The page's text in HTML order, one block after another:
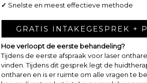
✓ Snelste en meest effectieve methode
GRATIS INTAKEGESPREK +
Hoe verloopt de eerste behandeling?
Tijdens de eerste afspraak voor laser
vinden. Tijdens dit gesprek legt de
ontharen en is er ruimte om alle vragen te